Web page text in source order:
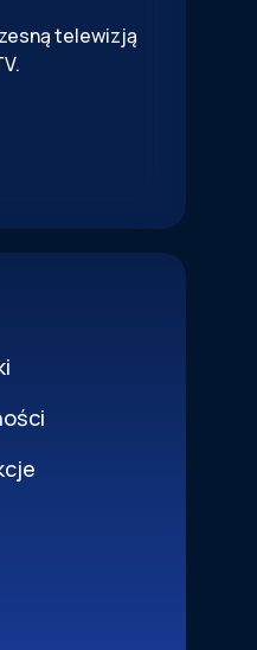
telewizją